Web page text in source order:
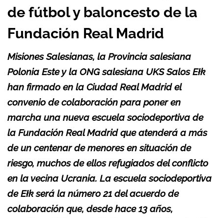
de fútbol y baloncesto de la
Fundación Real Madrid
Misiones Salesianas, la Provincia salesiana
Polonia Este y la ONG salesiana UKS Salos Ełk
han firmado en la Ciudad Real Madrid el
convenio de colaboración para poner en
marcha una nueva escuela sociodeportiva de
la Fundación Real Madrid que atenderá a más
de un centenar de menores en situación de
riesgo, muchos de ellos refugiados del conflicto
en la vecina Ucrania. La escuela sociodeportiva
de Ełk será la número 21 del acuerdo de
colaboración que, desde hace 13 años,